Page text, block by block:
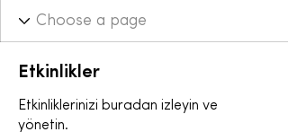
Etkinlikler
Etkinliklerinizi buradan izleyin ve
yönetin.